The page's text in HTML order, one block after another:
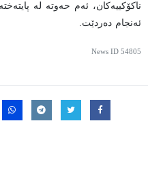
ناکۆکییەکان، ئەم حەوتە لە
ئەنجام دەردێت.
News ID 54805